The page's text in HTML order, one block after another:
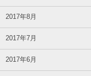
2017年8月
2017年7月
2017年6月